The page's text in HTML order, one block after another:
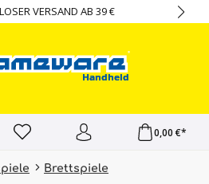
VERSAND AB 39 €
0,00 €*
Brettspiele